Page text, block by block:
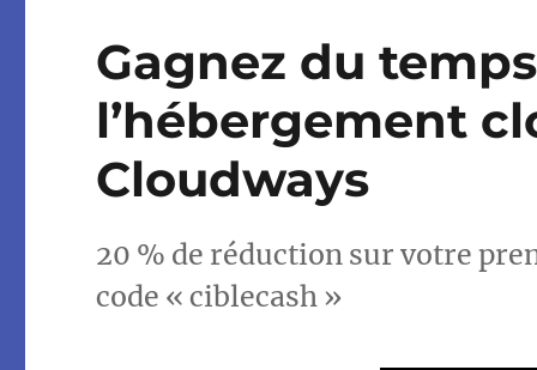
Gagnez du
l’hébergement
Cloudways
20 % de réduction sur votre
code « ciblecash »